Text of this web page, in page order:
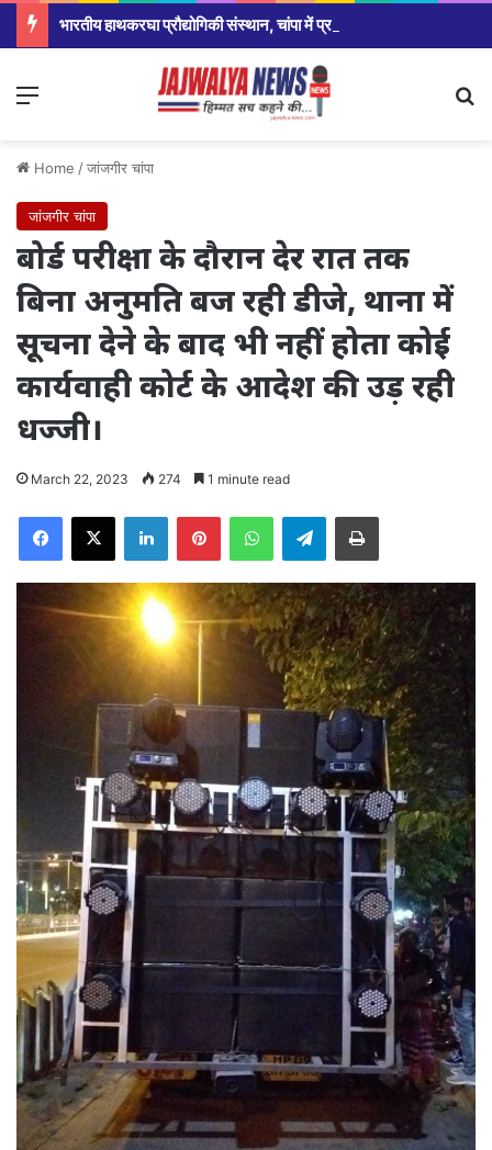
Menu
Home /जांजगीर चांपा
जांजगीर चांपा
बोर्ड परीक्षा के दौरान देर रात तक
बिना अनुमति बज रही डीजे, थाना में
सूचना देने के बाद भी नहीं होता कोई
कार्यवाही कोर्ट के आदेश की उड़ रही
धज्जी।
March 22, 2023 274 1 minute read
Facebook
X LinkedInPinterestWhatsAppTelegramPrint